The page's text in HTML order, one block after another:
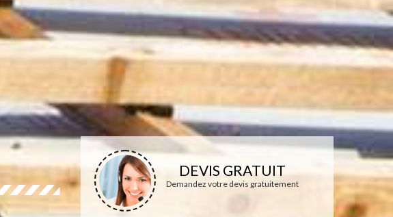
DEVIS GRATUIT
Demandez votre devis gratuitement